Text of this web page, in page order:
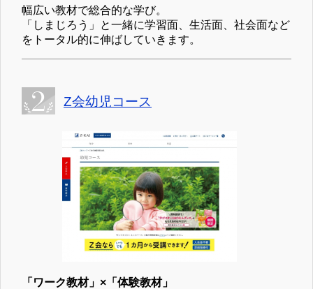
幅広い教材で総合的な学び。
「しまじろう」と一緒に学習面、生活面、社会面など
をトータル的に伸ばしていきます。
Z会幼児コース
「ワーク教材」×「体験教材」